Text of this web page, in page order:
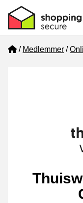
Home
Medlemmer